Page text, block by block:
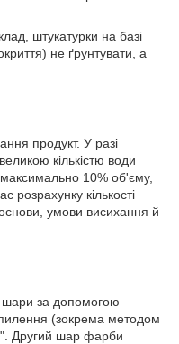
штукатурки на базі
не ґрунтувати, а
продукт. У разі
кількістю води
10% об'єму,
розрахунку кількості
умови висихання й
шари за допомогою
(зокрема методом
Другий шар фарби